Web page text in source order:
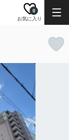
お気に入り
0